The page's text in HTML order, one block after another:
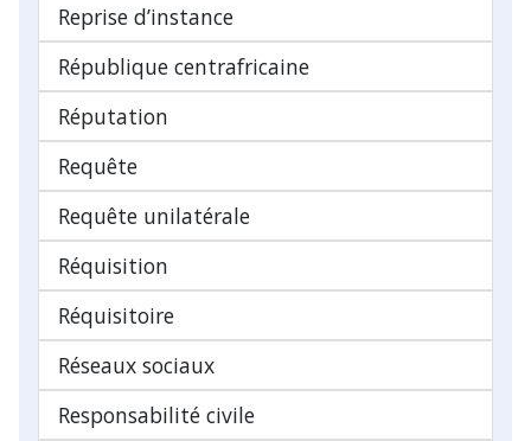
Reprise d’instance
République centrafricaine
Réputation
Requête
Requête unilatérale
Réquisition
Réquisitoire
Réseaux sociaux
Responsabilité civile